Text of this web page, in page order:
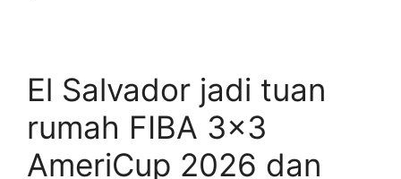
El Salvador jadi tuan
rumah FIBA 3×3
AmeriCup 2026 dan